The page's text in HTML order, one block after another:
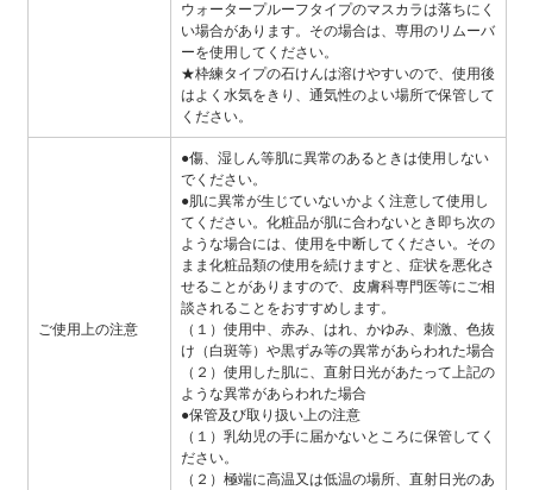
ウォータープルーフタイプのマスカラは落ちにく
い場合があります。その場合は、専用のリムーバ
ーを使用してください。
★枠練タイプの石けんは溶けやすいので、使用後
はよく水気をきり、通気性のよい場所で保管して
ください。
ご使用上の注意
●傷、湿しん等肌に異常のあるときは使用しない
でください。
●肌に異常が生じていないかよく注意して使用し
てください。化粧品が肌に合わないとき即ち次の
ような場合には、使用を中断してください。その
まま化粧品類の使用を続けますと、症状を悪化さ
せることがありますので、皮膚科専門医等にご相
談されることをおすすめします。
（１）使用中、赤み、はれ、かゆみ、刺激、色抜
け（白斑等）や黒ずみ等の異常があらわれた場合
（２）使用した肌に、直射日光があたって上記の
ような異常があらわれた場合
●保管及び取り扱い上の注意
（１）乳幼児の手に届かないところに保管してく
ださい。
（２）極端に高温又は低温の場所、直射日光のあ